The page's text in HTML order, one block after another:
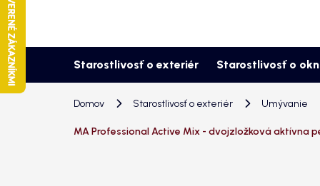
Starostlivosť o exteriér Starostlivosť o
Domov Starostlivosť o exteriér Umývanie
MA Professional Active Mix - dvojzložková aktívna